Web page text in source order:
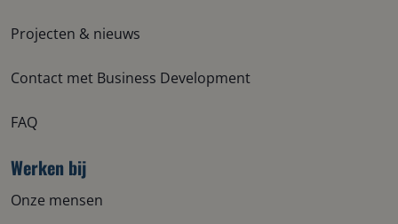
Projecten & nieuws
Contact met Business Development
FAQ
Werken bij
Onze mensen